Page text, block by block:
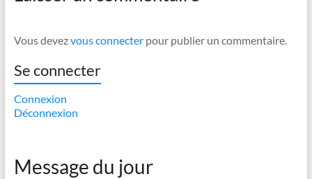
Vous devezvous connecterpour publier un commentaire.
Se connecter
Connexion
Déconnexion
Message du jour